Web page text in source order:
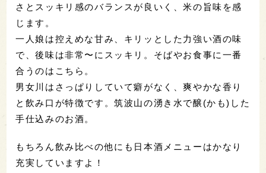
さとスッキリ感のバランスが良いく、米の旨味を感
じます。
一人娘は控えめな甘み、キリッとした力強い酒の味
で、後味は非常〜にスッキリ。そばやお食事に一番
合うのはこちら。
男女川はさっぱりしていて癖がなく、爽やかな香り
と飲み口が特徴です。筑波山の湧き水で醸(かも)した
手仕込みのお酒。
もちろん飲み比べの他にも日本酒メニューはかなり
充実していますよ！